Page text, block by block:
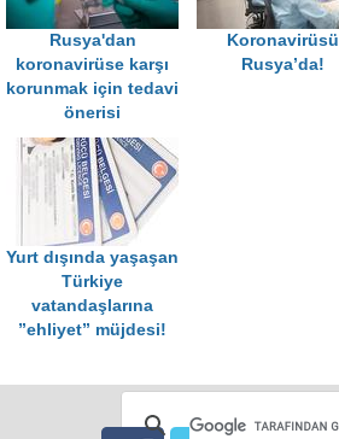
Rusya'dan
koronavirüse karşı
korunmak için tedavi
önerisi
Koronavirüsü
Rusya’da!
Yurt dışında yaşaşan
Türkiye
vatandaşlarına
”ehliyet” müjdesi!